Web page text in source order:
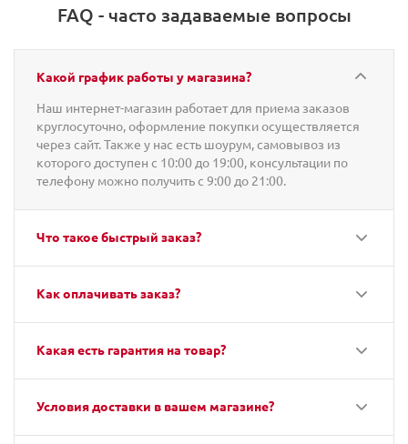
FAQ - часто задаваемые вопросы
Какой график работы у магазина?
Наш интернет-магазин работает для приема заказов
круглосуточно, оформление покупки осуществляется
через сайт. Также у нас есть шоурум, самовывоз из
которого доступен с 10:00 до 19:00, консультации по
телефону можно получить с 9:00 до 21:00.
Что такое быстрый заказ?
Как оплачивать заказ?
Какая есть гарантия на товар?
Условия доставки в вашем магазине?